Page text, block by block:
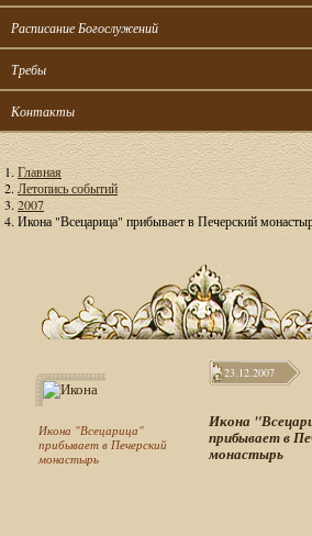
Расписание Богослужений
Требы
Контакты
Главная
Летопись событий
2007
Икона "Всецарица" прибывает в Печерский
Икона "Всецарица"
прибывает в Печерский
монастырь
23.12.2007
Икона
прибывает в
монастырь